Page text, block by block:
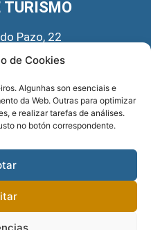
de Cookies
Algunhas son esenciais e
da Web. Outras para optimizar
e realizar tarefas de análises.
no botón correspondente.
TURISMO
Pazo, 22
45 65